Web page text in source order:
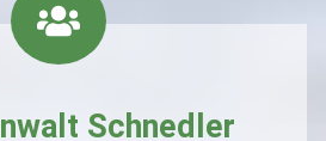
Schnedler